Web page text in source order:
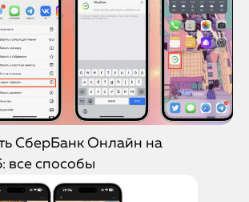
СберБанк Онлайн на
все способы